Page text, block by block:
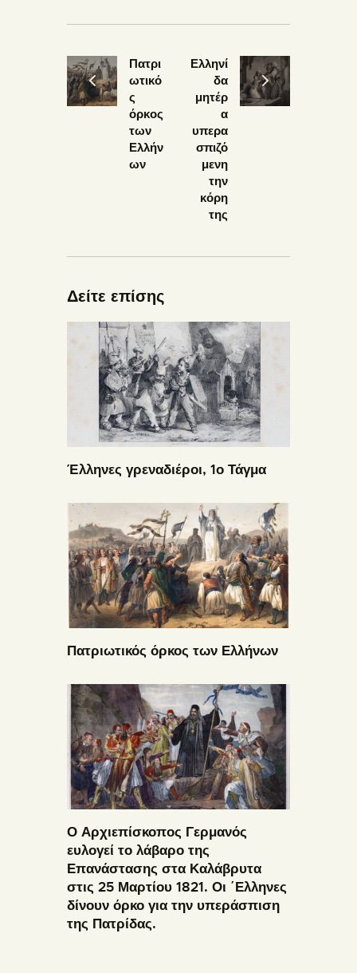
Πατρι
ωτικό
ς
όρκος
των
Ελλήν
ων
Ελληνί
δα
μητέρ
α
υπερα
σπιζό
μενη
την
κόρη
της
Δείτε επίσης
Έλληνες γρεναδιέροι, 1ο Τάγμα
Πατριωτικός όρκος των Ελλήνων
Ο Αρχιεπίσκοπος Γερμανός
ευλογεί το λάβαρο της
Επανάστασης στα Καλάβρυτα
στις 25 Μαρτίου 1821. Οι ΄Ελληνες
δίνουν όρκο για την υπεράσπιση
της Πατρίδας.